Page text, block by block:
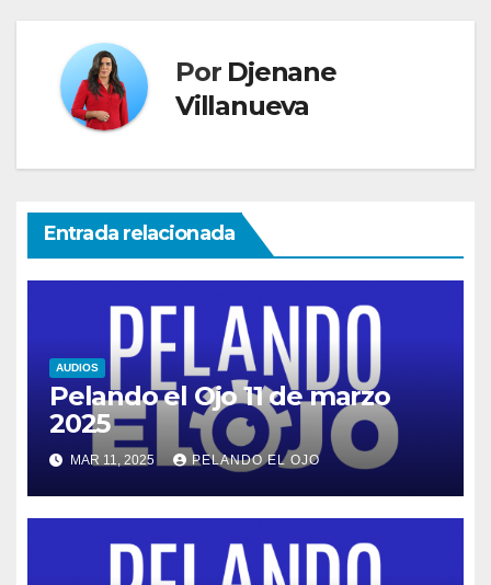
Por Djenane
Villanueva
Entrada relacionada
AUDIOS
Pelando el Ojo 11 de marzo
2025
MAR 11, 2025 PELANDO EL OJO